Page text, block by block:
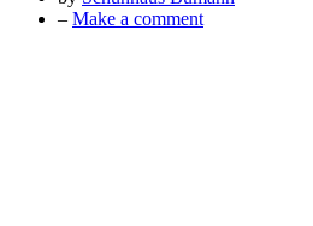
– Make a commenton